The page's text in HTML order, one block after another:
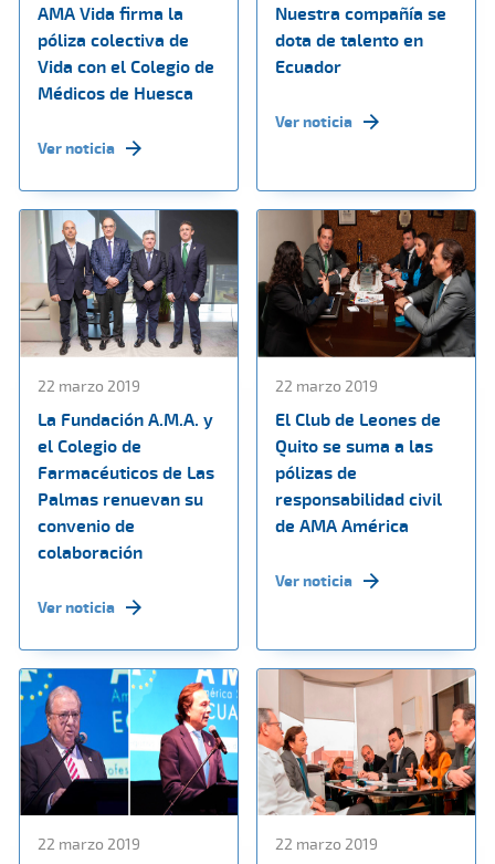
AMA Vida firma la
póliza colectiva de
Vida con el Colegio de
Médicos de Huesca
Ver noticia
Nuestra compañía se
dota de talento en
Ecuador
Ver noticia
22 marzo 2019
La Fundación A.M.A. y
el Colegio de
Farmacéuticos de Las
Palmas renuevan su
convenio de
colaboración
Ver noticia
22 marzo 2019
El Club de Leones de
Quito se suma a las
pólizas de
responsabilidad civil
de AMA América
Ver noticia
22 marzo 2019 22 marzo 2019